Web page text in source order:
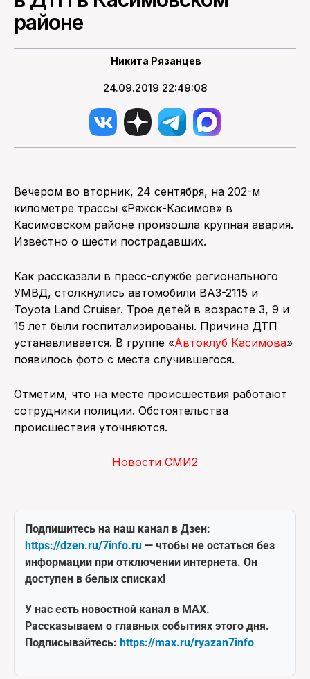
районе
Никита Рязанцев
24.09.2019 22:49:08
Вечером во вторник, 24 сентября, на 202-м
километре трассы «Ряжск-Касимов» в
Касимовском районе произошла крупная авария.
Известно о шести пострадавших.
Как рассказали в пресс-службе регионального
УМВД, столкнулись автомобили ВАЗ-2115 и
Toyota Land Cruiser. Трое детей в возрасте 3, 9 и
15 лет были госпитализированы. Причина ДТП
устанавливается. В группе «Автоклуб Касимова»
появилось фото с места случившегося.
Отметим, что на месте происшествия работают
сотрудники полиции. Обстоятельства
происшествия уточняются.
Новости СМИ2
Подпишитесь на наш канал в Дзен:
https://dzen.ru/7info.ru — чтобы не остаться без
информации при отключении интернета. Он
доступен в белых списках!
У нас есть новостной канал в MAX.
Рассказываем о главных событиях этого дня.
Подписывайтесь: https://max.ru/ryazan7info